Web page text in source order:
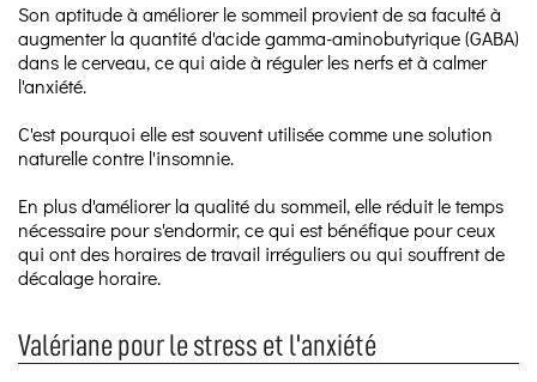
Son aptitude à améliorer le sommeil provient de sa faculté à
augmenter la quantité d'acide gamma-aminobutyrique (GABA)
dans le cerveau, ce qui aide à réguler les nerfs et à calmer
l'anxiété.
C'est pourquoi elle est souvent utilisée comme une solution
naturelle contre l'insomnie.
En plus d'améliorer la qualité du sommeil, elle réduit le temps
nécessaire pour s'endormir, ce qui est bénéfique pour ceux
qui ont des horaires de travail irréguliers ou qui souffrent de
décalage horaire.
Valériane pour le stress et l'anxiété